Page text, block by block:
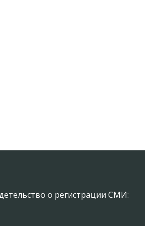
о регистрации СМИ: